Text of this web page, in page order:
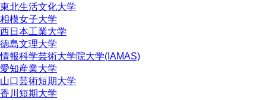
東北生活文化大学
相模女子大学
西日本工業大学
徳島文理大学
情報科学芸術大学院大学(IAMAS)
愛知産業大学
山口芸術短期大学
香川短期大学